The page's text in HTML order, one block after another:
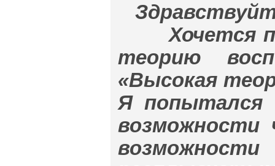
Хочется
теорию
«Высокая
Я попытался